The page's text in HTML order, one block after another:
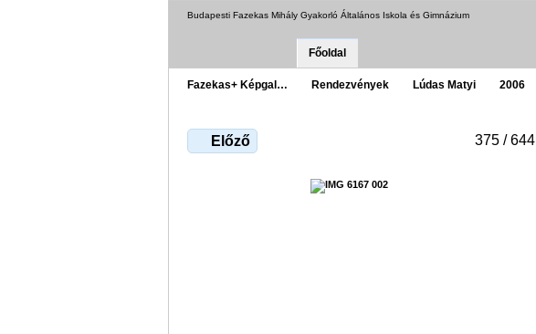
Budapesti Fazekas Mihály Gyakorló Általános Iskola és Gimnázium
Főoldal
Fazekas+ Képgal… Rendezvények Lúdas Matyi 2006
Előző 375 / 644